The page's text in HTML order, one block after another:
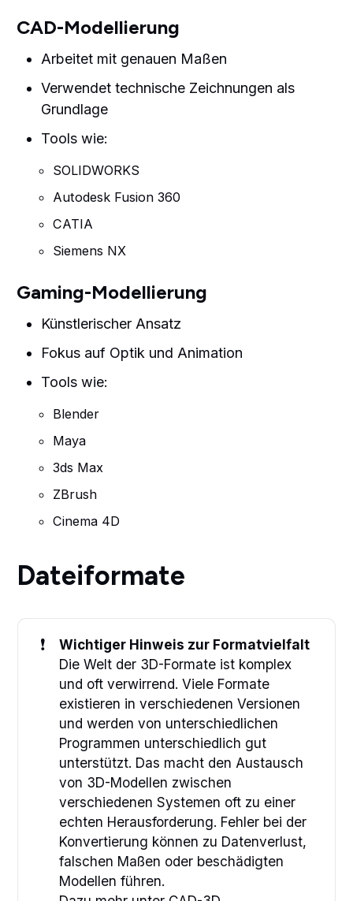
CAD-Modellierung
Arbeitet mit genauen Maßen
Verwendet technische Zeichnungen als
Grundlage
Tools wie:
SOLIDWORKS
Autodesk Fusion 360
CATIA
Siemens NX
Gaming-Modellierung
Künstlerischer Ansatz
Fokus auf Optik und Animation
Tools wie:
Blender
Maya
3ds Max
ZBrush
Cinema 4D
Dateiformate
❗
Wichtiger Hinweis zur Formatvielfalt
Die Welt der 3D-Formate ist komplex
und oft verwirrend. Viele Formate
existieren in verschiedenen Versionen
und werden von unterschiedlichen
Programmen unterschiedlich gut
unterstützt. Das macht den Austausch
von 3D-Modellen zwischen
verschiedenen Systemen oft zu einer
echten Herausforderung. Fehler bei der
Konvertierung können zu Datenverlust,
falschen Maßen oder beschädigten
Modellen führen.